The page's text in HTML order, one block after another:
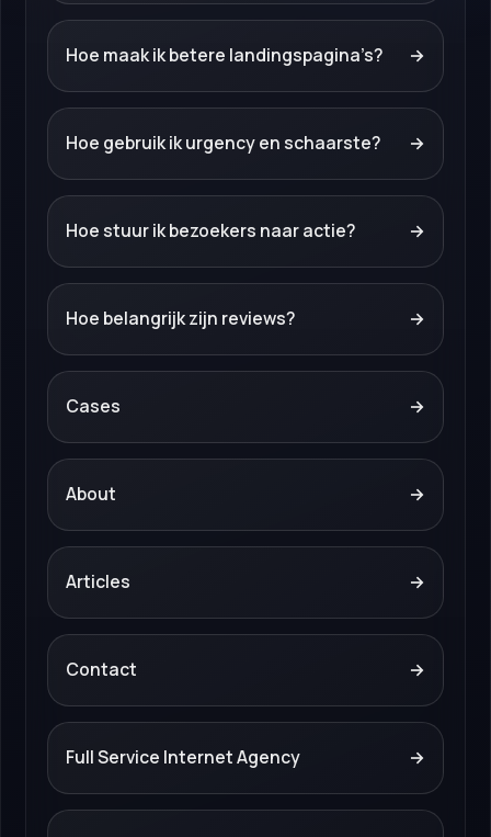
Hoe maak ik betere landingspagina’s? →
Hoe gebruik ik urgency en schaarste? →
Hoe stuur ik bezoekers naar actie? →
Hoe belangrijk zijn reviews? →
Cases →
About →
Articles →
Contact →
Full Service Internet Agency →